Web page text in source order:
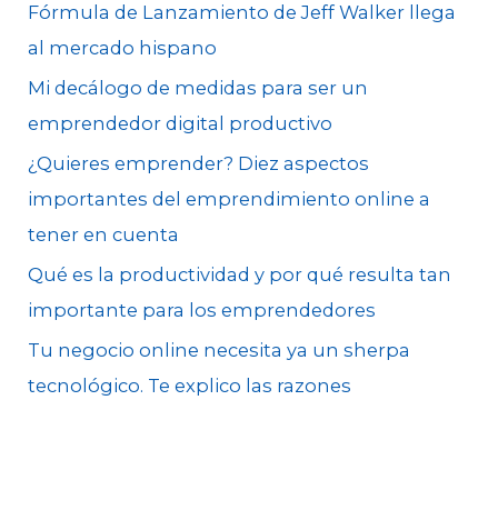
r
:
Fórmula de Lanzamiento de Jeff Walker llega
al mercado hispano
Mi decálogo de medidas para ser un
emprendedor digital productivo
¿Quieres emprender? Diez aspectos
importantes del emprendimiento online a
tener en cuenta
Qué es la productividad y por qué resulta tan
importante para los emprendedores
Tu negocio online necesita ya un sherpa
tecnológico. Te explico las razones